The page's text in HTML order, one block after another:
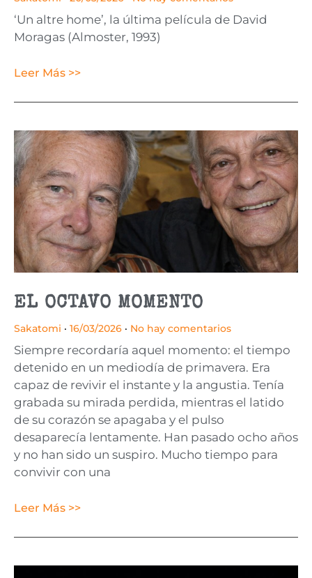
‘Un altre home’, la última película de David
Moragas (Almoster, 1993)
Leer Más >>
EL OCTAVO MOMENTO
Sakatomi 16/03/2026 No hay comentarios
Siempre recordaría aquel momento: el tiempo
detenido en un mediodía de primavera. Era
capaz de revivir el instante y la angustia. Tenía
grabada su mirada perdida, mientras el latido
de su corazón se apagaba y el pulso
desaparecía lentamente. Han pasado ocho años
y no han sido un suspiro. Mucho tiempo para
convivir con una
Leer Más >>